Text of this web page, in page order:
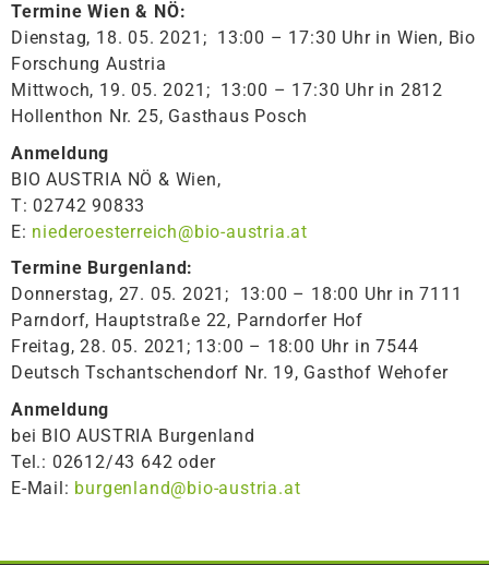
Termine Wien & NÖ:
Dienstag, 18. 05. 2021; 13:00 – 17:30 Uhr in Wien, Bio
Forschung Austria
Mittwoch, 19. 05. 2021; 13:00 – 17:30 Uhr in 2812
Hollenthon Nr. 25, Gasthaus Posch
Anmeldung
BIO AUSTRIA NÖ & Wien,
T: 02742 90833
E: niederoesterreich@bio-austria.at
Termine Burgenland:
Donnerstag, 27. 05. 2021; 13:00 – 18:00 Uhr in 7111
Parndorf, Hauptstraße 22, Parndorfer Hof
Freitag, 28. 05. 2021; 13:00 – 18:00 Uhr in 7544
Deutsch Tschantschendorf Nr. 19, Gasthof Wehofer
Anmeldung
bei BIO AUSTRIA Burgenland
Tel.: 02612/43 642 oder
E-Mail: burgenland@bio-austria.at